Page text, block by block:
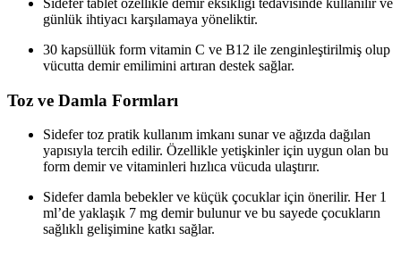
günlük ihtiyacı karşılamaya yöneliktir.
30 kapsüllük form vitamin C ve B12 ile zenginleştirilmiş olup
vücutta demir emilimini artıran destek sağlar.
Toz ve Damla Formları
Sidefer toz pratik kullanım imkanı sunar ve ağızda dağılan
yapısıyla tercih edilir. Özellikle yetişkinler için uygun olan bu
form demir ve vitaminleri hızlıca vücuda ulaştırır.
Sidefer damla bebekler ve küçük çocuklar için önerilir. Her 1
ml’de yaklaşık 7 mg demir bulunur ve bu sayede çocukların
sağlıklı gelişimine katkı sağlar.